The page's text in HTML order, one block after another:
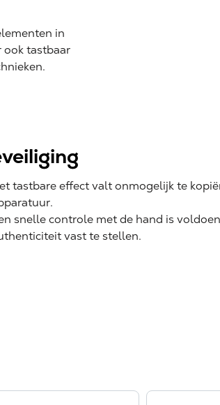
in
ook tastbaar
tastbare effect valt onmogelijk te
snelle controle met de hand is
vast te stellen.